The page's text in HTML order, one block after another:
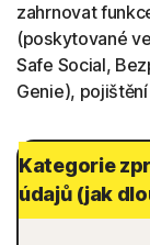
zahrnovat
(poskytované
Safe Social,
Genie),
Kategorie
údajů (jak